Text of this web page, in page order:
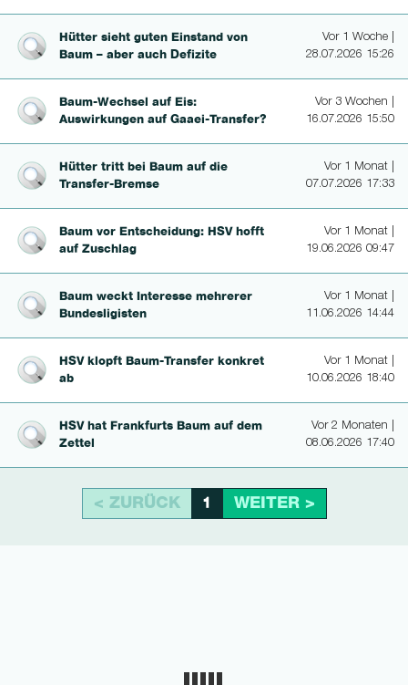
Hütter sieht guten Einstand von
Baum – aber auch Defizite
Vor 1 Woche |
28.07.2026 15:26
Baum-Wechsel auf Eis:
Auswirkungen auf Gaaei-Transfer?
Vor 3 Wochen |
16.07.2026 15:50
Hütter tritt bei Baum auf die
Transfer-Brem­se
Vor 1 Monat |
07.07.2026 17:33
Baum vor Ents­chei­dung: HSV hofft
auf Zuschlag
Vor 1 Monat |
19.06.2026 09:47
Baum weckt Interesse mehrerer
Bun­desli­gis­ten
Vor 1 Monat |
11.06.2026 14:44
HSV klopft Baum-Transfer konkret
ab
Vor 1 Monat |
10.06.2026 18:40
HSV hat Frankfurts Baum auf dem
Zettel
Vor 2 Monaten |
08.06.2026 17:40
< ZURÜCK 1 WEITER >